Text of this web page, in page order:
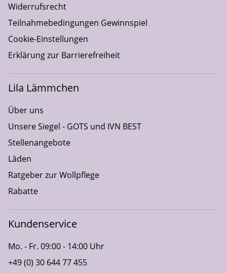
Widerrufsrecht
Teilnahmebedingungen Gewinnspiel
Cookie-Einstellungen
Erklärung zur Barrierefreiheit
Lila Lämmchen
Über uns
Unsere Siegel - GOTS und IVN BEST
Stellenangebote
Läden
Ratgeber zur Wollpflege
Rabatte
Kundenservice
Mo. - Fr. 09:00 - 14:00 Uhr
+49 (0) 30 644 77 455